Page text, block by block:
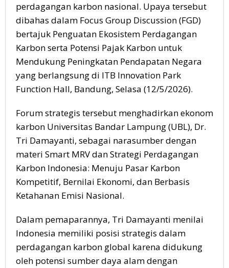
perdagangan karbon nasional. Upaya tersebut
dibahas dalam Focus Group Discussion (FGD)
bertajuk Penguatan Ekosistem Perdagangan
Karbon serta Potensi Pajak Karbon untuk
Mendukung Peningkatan Pendapatan Negara
yang berlangsung di ITB Innovation Park
Function Hall, Bandung, Selasa (12/5/2026).
Forum strategis tersebut menghadirkan ekonom
karbon Universitas Bandar Lampung (UBL), Dr.
Tri Damayanti, sebagai narasumber dengan
materi Smart MRV dan Strategi Perdagangan
Karbon Indonesia: Menuju Pasar Karbon
Kompetitif, Bernilai Ekonomi, dan Berbasis
Ketahanan Emisi Nasional.
Dalam pemaparannya, Tri Damayanti menilai
Indonesia memiliki posisi strategis dalam
perdagangan karbon global karena didukung
oleh potensi sumber daya alam dengan